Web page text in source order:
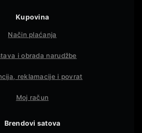
Kupovina
Način plaćanja
i obrada narudžbe
reklamacije i povrat
Moj račun
Brendovi satova